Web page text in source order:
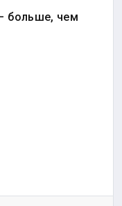
больше, чем